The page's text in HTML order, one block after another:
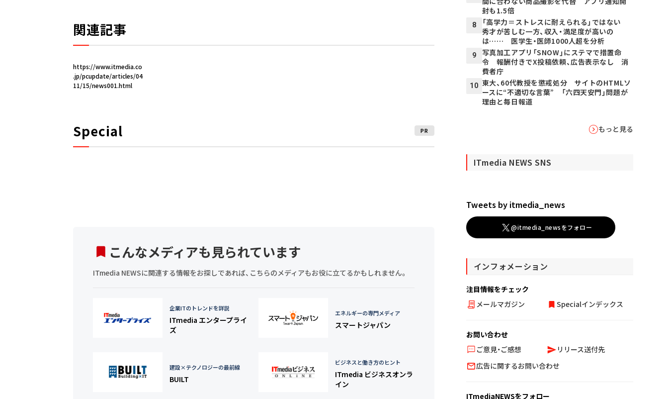
関連記事
https://www.itmedia.co
.jp/pcupdate/articles/04
11/15/news001.html
Special PR
こんなメディアも見られています
ITmedia NEWSに関連する情報をお探しであれば、こちらのメディアもお役に立てるかもしれません。
企業ITのトレンドを詳説
ITmedia エンタープライ
ズ
エネルギーの専門メディア
スマートジャパン
建設×テクノロジーの最前線
BUILT
ビジネスと働き方のヒント
ITmedia ビジネスオンラ
イン
封も1.5倍
8
「高学力＝ストレスに耐えられる」ではない
秀才が苦しむ一方、収入・満足度が高いの
は…… 医学生・医師1000人超を分析
9
写真加工アプリ「SNOW」にステマで措置命
令 報酬付きでX投稿依頼、広告表示なし 消
費者庁
10 東大、60代教授を懲戒処分 サイトのHTMLソ
ースに“不適切な言葉” 「六四天安門」問題が
理由と毎日報道
もっと見る
ITmedia NEWS SNS
Tweets by itmedia_news
@itmedia_newsをフォロー
インフォメーション
注目情報をチェック
メールマガジン
Specialインデックス
お問い合わせ
ご意見・ご感想
リリース送付先
広告に関するお問い合わせ
ITmediaNEWSをフォロー